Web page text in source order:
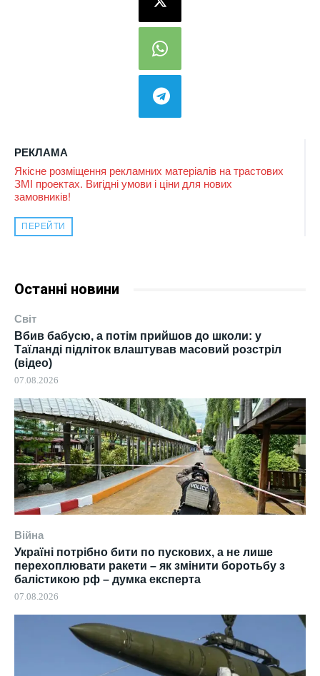
РЕКЛАМА
Якісне розміщення рекламних матеріалів на трастових
ЗМІ проектах. Вигідні умови і ціни для нових
замовників!
ПЕРЕЙТИ
Останні новини
Світ
Вбив бабусю, а потім прийшов до школи: у
Таїланді підліток влаштував масовий розстріл
(відео)
07.08.2026
Війна
Україні потрібно бити по пускових, а не лише
перехоплювати ракети – як змінити боротьбу з
балістикою рф – думка експерта
07.08.2026